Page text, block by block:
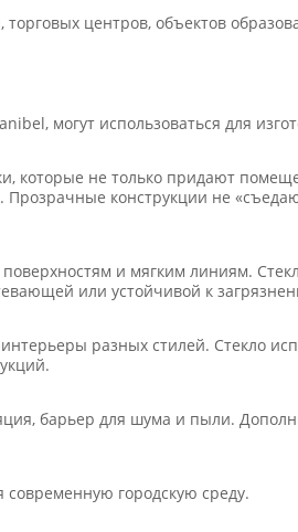
центров, объектов
могут использоваться для
которые не только придают
конструкции не
и мягким линиям.
или устойчивой к
разных стилей. Стекло
барьер для шума и пыли.
городскую среду.